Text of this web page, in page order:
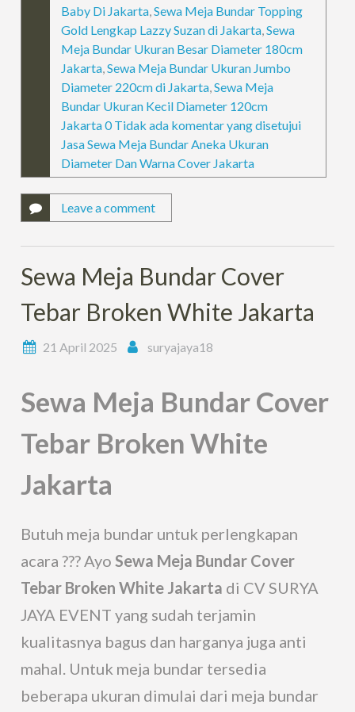
Baby Di Jakarta,Sewa Meja Bundar Topping
Gold Lengkap Lazzy Suzan di Jakarta,Sewa
Meja Bundar Ukuran Besar Diameter 180cm
Jakarta,Sewa Meja Bundar Ukuran Jumbo
Diameter 220cm di Jakarta,Sewa Meja
Bundar Ukuran Kecil Diameter 120cm
Jakarta 0 Tidak ada komentar yang disetujui
Jasa Sewa Meja Bundar Aneka Ukuran
Diameter Dan Warna Cover Jakarta
Leave a comment
Sewa Meja Bundar Cover
Tebar Broken White Jakarta
21 April 2025 suryajaya18
Sewa Meja Bundar Cover
Tebar Broken White
Jakarta
Butuh meja bundar untuk perlengkapan
acara ??? AyoSewa Meja Bundar Cover
Tebar Broken White Jakarta di CV SURYA
JAYA EVENT yang sudah terjamin
kualitasnya bagus dan harganya juga anti
mahal. Untuk meja bundar tersedia
beberapa ukuran dimulai dari meja bundar